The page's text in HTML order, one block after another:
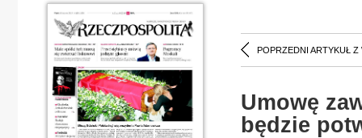
POPRZEDNI ARTYKUŁ Z
Umowę
będzie